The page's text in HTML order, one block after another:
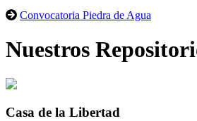
Convocatoria Piedra de Agua
Nuestros
Casa de la Libertad